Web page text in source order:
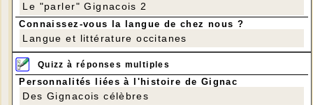
Le "parler" Gignacois 2
Connaissez-vous la langue de chez nous ?
Langue et littérature occitanes
Quizz à réponses multiples
Personnalités liées à l'histoire de Gignac
Des Gignacois célèbres